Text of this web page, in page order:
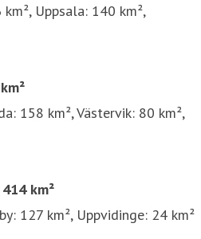
Uppsala: 140 km²,
158 km², Västervik: 80 km²,
km²
127 km², Uppvidinge: 24 km²